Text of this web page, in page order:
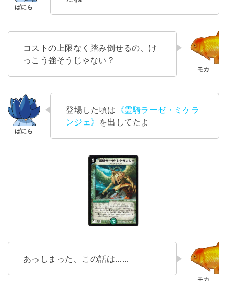
コストの上限なく踏み倒せるの、け
っこう強そうじゃない？
登場した頃は 《霊騎ラーゼ・ミケラ
ンジェ》 を出してたよ
あっしまった、この話は……